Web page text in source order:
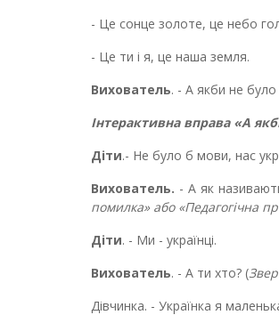
- Це сонце золоте, це небо
- Це ти і я, це наша земля.
Вихователь. - А якби не було
Інтерактивна вправа «А
Діти.- Не було б мови, нас
Вихователь. - А як
помилка» або «Педагогічна
Діти. - Ми - українці.
Вихователь. - А ти хто? (
Дівчинка. - Українка я